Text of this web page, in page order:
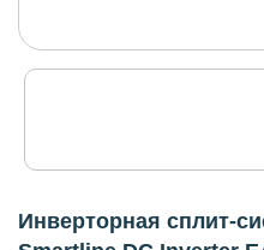
Инверторная сплит-